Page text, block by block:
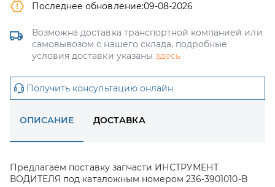
Последнее обновление:09-08-2026
Возможна доставка транспортной компанией или
самовывозом с нашего склада, подробные
условия доставки указаны здесь
Получить консультацию онлайн
ОПИСАНИЕ ДОСТАВКА
Предлагаем поставку запчасти ИНСТРУМЕНТ
ВОДИТЕЛЯ под каталожным номером 236-3901010-В